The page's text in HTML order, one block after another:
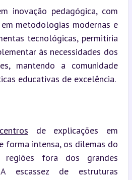
inovação pedagógica, com
metodologias modernas e
tecnológicas, permitiria
às necessidades dos
mantendo a comunidade
educativas de excelência.
de explicações em
forma intensa, os dilemas do
regiões fora dos grandes
escassez de estruturas